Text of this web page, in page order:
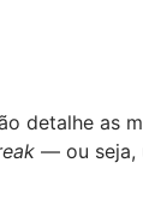
detalhe as
— ou seja,